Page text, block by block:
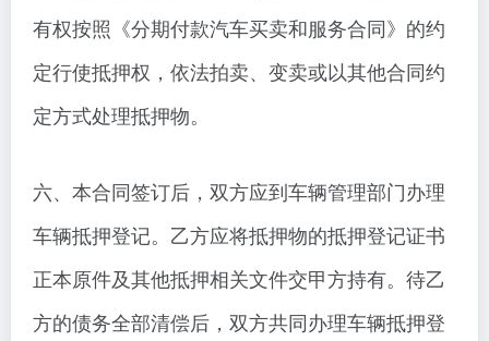
有权按照《分期付款汽车买卖和服务合同》的约
定行使抵押权，依法拍卖、变卖或以其他合同约
定方式处理抵押物。
六、本合同签订后，双方应到车辆管理部门办理
车辆抵押登记。乙方应将抵押物的抵押登记证书
正本原件及其他抵押相关文件交甲方持有。待乙
方的债务全部清偿后，双方共同办理车辆抵押登